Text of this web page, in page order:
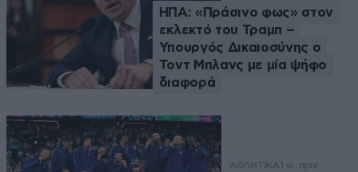
ΗΠΑ: «Πράσινο φως» στον
εκλεκτό του Τραμπ –
Υπουργός Δικαιοσύνης ο
Τοντ Μπλανς με μία ψήφο
διαφορά
ΑΘΛΗΤΙΚΑ 1 ω. πριν